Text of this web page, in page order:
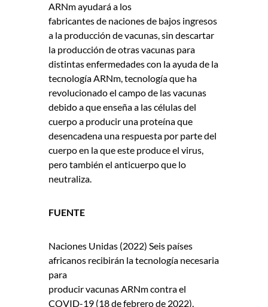
ARNm ayudará a los
fabricantes de naciones de bajos ingresos
a la producción de vacunas, sin descartar
la producción de otras vacunas para
distintas enfermedades con la ayuda de la
tecnología ARNm, tecnología que ha
revolucionado el campo de las vacunas
debido a que enseña a las células del
cuerpo a producir una proteína que
desencadena una respuesta por parte del
cuerpo en la que este produce el virus,
pero también el anticuerpo que lo
neutraliza.
FUENTE
Naciones Unidas (2022) Seis países
africanos recibirán la tecnología necesaria
para
producir vacunas ARNm contra el
COVID-19 (18 de febrero de 2022),